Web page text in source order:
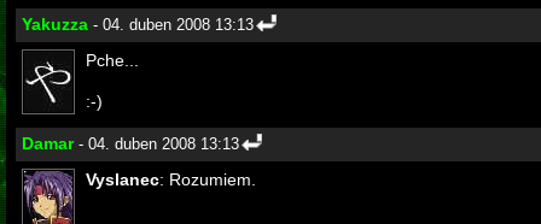
Yakuzza - 04. duben 2008 13:13
Pche...
:-)
Damar- 04. duben 2008 13:13
Vyslanec: Rozumiem.